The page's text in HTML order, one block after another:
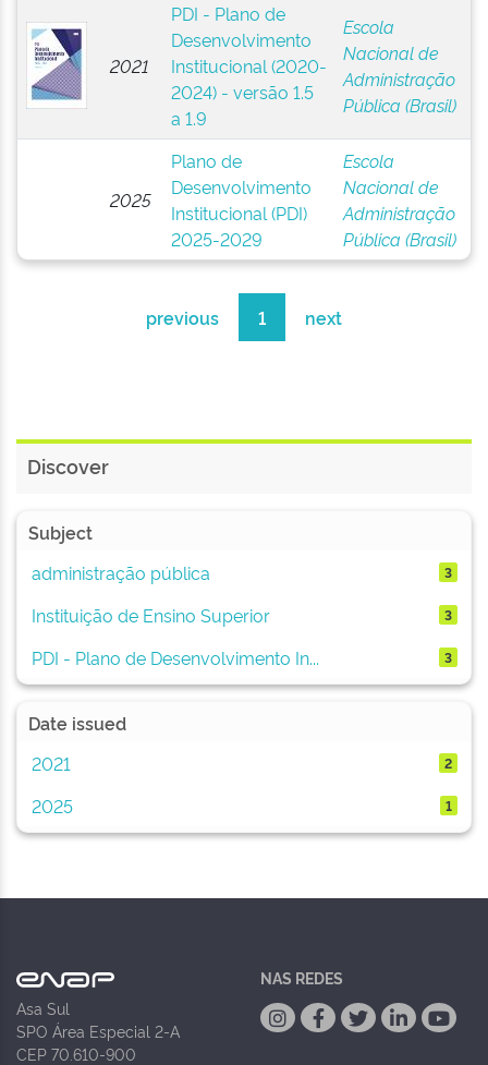
2021
PDI - Plano de
Desenvolvimento
Institucional (2020-
2024) - versão 1.5
a 1.9
Escola
Nacional de
Administração
Pública (Brasil)
2025
Plano de
Desenvolvimento
Institucional (PDI)
2025-2029
Escola
Nacional de
Administração
Pública (Brasil)
previous 1 next
Discover
Subject
administração pública
3
Instituição de Ensino Superior 3
PDI - Plano de Desenvolvimento In... 3
Date issued
2021
2
2025 1
Asa Sul
SPO Área Especial 2-A
CEP 70.610-900
NAS REDES